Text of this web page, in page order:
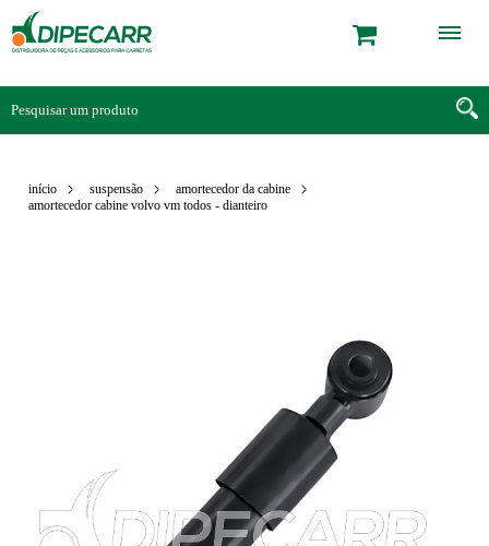
início suspensão
amortecedor da cabine
amortecedor cabine volvo vm todos - dianteiro